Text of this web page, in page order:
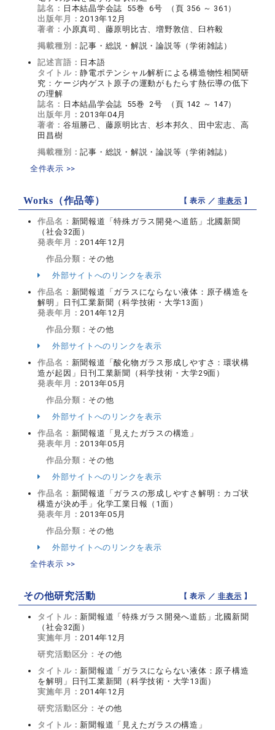
誌名： 日本結晶学会誌 55巻 6号 （頁 356 ～ 361）
出版年月：2013年12月
著者： 小原真司、藤原明比古、増野敦信、臼杵毅
掲載種別：記事・総説・解説・論説等（学術雑誌）
記述言語： 日本語
タイトル：静電ポテンシャル解析による構造物性相関研
究：ケージ内ゲスト原子の運動がもたらす熱伝導の低下
の理解
誌名： 日本結晶学会誌 55巻 2号 （頁 142 ～ 147）
出版年月：2013年04月
著者： 谷垣勝己、藤原明比古、杉本邦久、田中宏志、高
田昌樹
掲載種別：記事・総説・解説・論説等（学術雑誌）
全件表示 >>
Works（作品等） 【 表示 ／非表示 】
作品名： 新聞報道「特殊ガラス開発へ道筋」北國新聞
（社会32面）
発表年月：2014年12月
作品分類： その他
外部サイトへのリンクを表示
作品名： 新聞報道「ガラスにならない液体：原子構造を
解明」日刊工業新聞（科学技術・大学13面）
発表年月：2014年12月
作品分類： その他
外部サイトへのリンクを表示
作品名： 新聞報道「酸化物ガラス形成しやすさ：環状構
造が起因」日刊工業新聞（科学技術・大学29面）
発表年月：2013年05月
作品分類： その他
外部サイトへのリンクを表示
作品名： 新聞報道「見えたガラスの構造」
発表年月：2013年05月
作品分類： その他
外部サイトへのリンクを表示
作品名： 新聞報道「ガラスの形成しやすさ解明：カゴ状
構造が決め手」化学工業日報（1面）
発表年月：2013年05月
作品分類： その他
外部サイトへのリンクを表示
全件表示 >>
その他研究活動 【 表示 ／非表示 】
タイトル： 新聞報道「特殊ガラス開発へ道筋」北國新聞
（社会32面）
実施年月：2014年12月
研究活動区分： その他
タイトル： 新聞報道「ガラスにならない液体：原子構造
を解明」日刊工業新聞（科学技術・大学13面）
実施年月：2014年12月
研究活動区分： その他
タイトル： 新聞報道「見えたガラスの構造」